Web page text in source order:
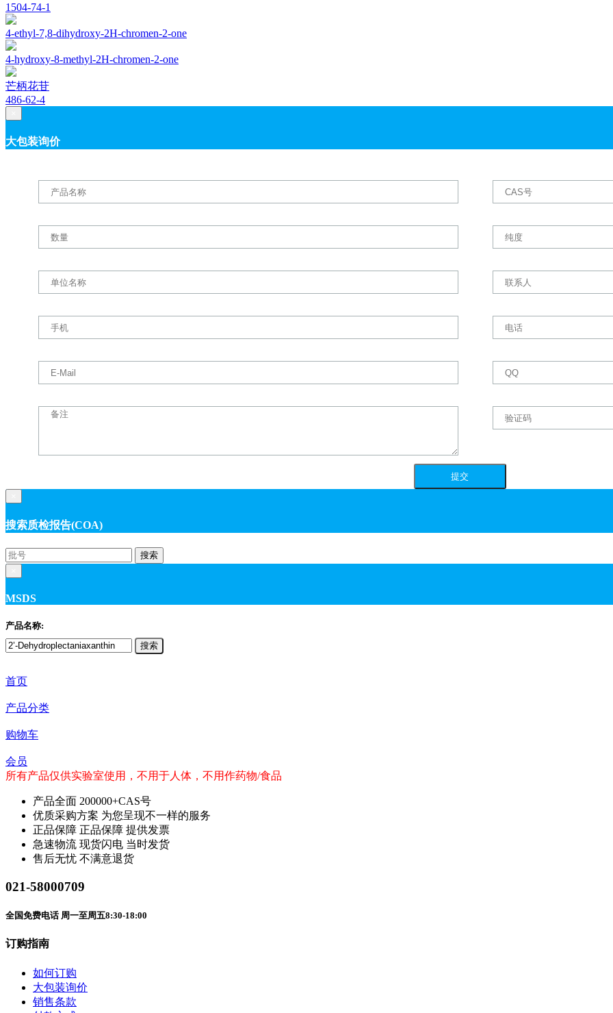
1504-74-1
4-ethyl-7,8-dihydroxy-2H-chromen-2-one
4-hydroxy-8-methyl-2H-chromen-2-one
芒柄花苷
486-62-4
大包装询价
搜索质检报告(COA)
搜索
MSDS
产品名称:
搜索
首页
产品分类
购物车
会员
所有产品仅供实验室使用，不用于人体，不用作药物/食品
产品全面 200000+CAS号
优质采购方案 为您呈现不一样的服务
正品保障 正品保障 提供发票
急速物流 现货闪电 当时发货
售后无忧 不满意退货
021-58000709
全国免费电话 周一至周五8:30-18:00
订购指南
如何订购
大包装询价
销售条款